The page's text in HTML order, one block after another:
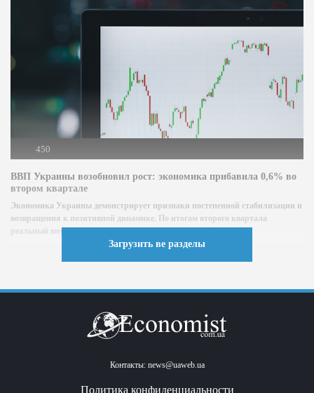
450
ВВП Украины возобновил рост: экономика прибавила 0,6% во
втором квартале
Экономика Украины демонстрирует признаки постепенной стабилизации и
возвращения к позитивной динамике. По итогам второго квартала
реальный внутренний валовой продукт (ВВП)...
Загрузить ве разделы
Контакты: news@uaweb.ua
Политика конфиденциальности